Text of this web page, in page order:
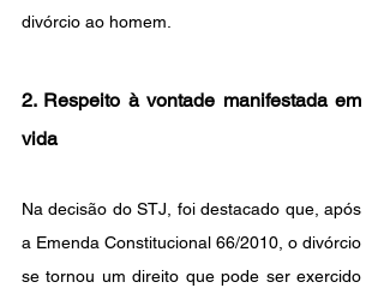
divórcio ao homem.
2. Respeito à vontade manifestada em
vida
Na decisão do STJ, foi destacado que, após
a Emenda Constitucional 66/2010, o divórcio
se tornou um direito que pode ser exercido